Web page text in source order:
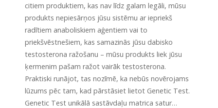
citiem produktiem, kas nav līdz galam legāli, mūsu
produkts nepiesārņos jūsu sistēmu ar iepriekš
radītiem anaboliskiem aģentiem vai to
priekšvēstnešiem, kas samazinās jūsu dabisko
testosterona ražošanu – mūsu produkts liek jūsu
ķermenim pašam ražot vairāk testosterona.
Praktiski runājot, tas nozīmē, ka nebūs novērojams
lūzums pēc tam, kad pārstāsiet lietot Genetic Test.
Genetic Test unikālā sastāvdaļu matrica satur…